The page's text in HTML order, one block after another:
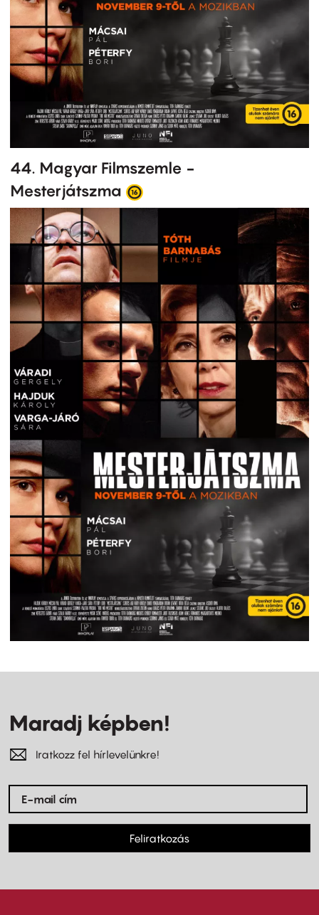
44. Magyar Filmszemle -
Mesterjátszma
Maradj képben!
Iratkozz fel hírlevelünkre!
Feliratkozás